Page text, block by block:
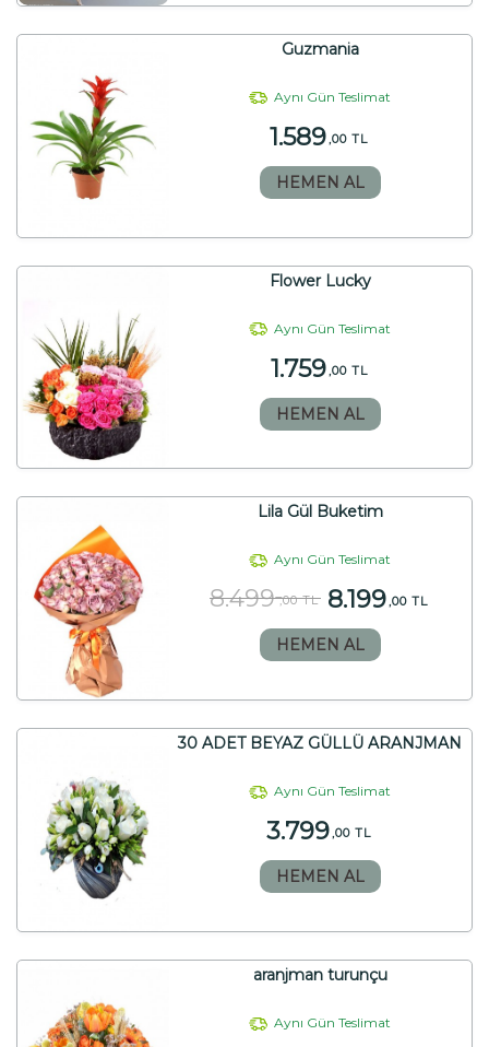
Guzmania
Aynı Gün Teslimat
1.589 ,00 TL
HEMEN AL
Flower Lucky
Aynı Gün Teslimat
1.759 ,00 TL
HEMEN AL
Lila Gül Buketim
Aynı Gün Teslimat
8.499 ,00 TL 8.199,00 TL
HEMEN AL
30 ADET BEYAZ GÜLLÜ ARANJMAN
Aynı Gün Teslimat
3.799,00 TL
HEMEN AL
aranjman turunçu
Aynı Gün Teslimat